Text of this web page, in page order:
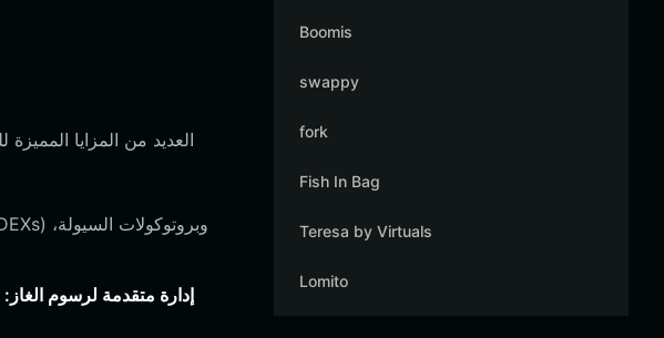
إدارة متقدمة لرسوم الغاز:
Boomis
swappy
fork
Fish In Bag
Teresa by Virtuals
Lomito